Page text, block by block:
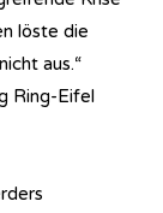
löste die
aus.“
Ring-Eifel